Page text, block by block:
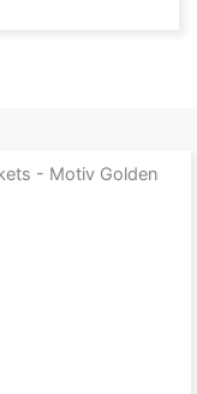
- Motiv Golden